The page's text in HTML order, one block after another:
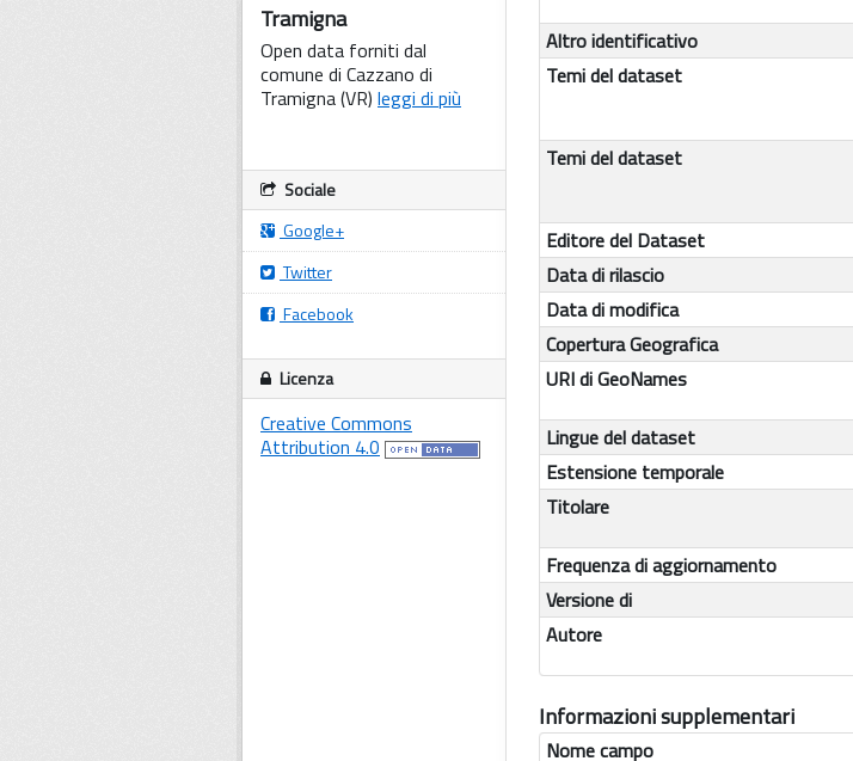
Altro identificativo
Temi del dataset
Temi del dataset
Editore del Dataset
Data di rilascio
Data di modifica
Copertura Geografica
URI di GeoNames
Lingue del dataset
Estensione temporale
Titolare
Frequenza di aggiornamento
Versione di
Autore
Informazioni supplementari
Nome campo
Tramigna
Open data forniti dal
comune di Cazzano di
Tramigna (VR) leggi di più
Sociale
Google+
Twitter
Facebook
Licenza
Creative Commons
Attribution 4.0